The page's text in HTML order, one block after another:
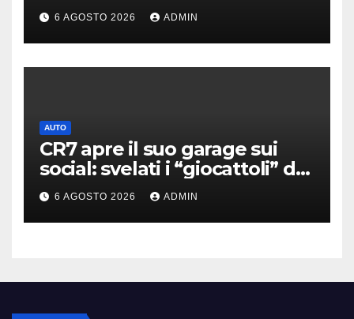
100 miliardi di dollari
6 AGOSTO 2026 ADMIN
AUTO
CR7 apre il suo garage sui
social: svelati i “giocattoli” da
oltre 40 milioni
6 AGOSTO 2026 ADMIN